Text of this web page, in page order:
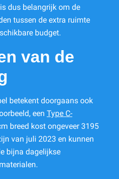
dus belangrijk om de
tussen de extra ruimte
budget.
van de
betekent doorgaans ook
een Type C-
breed kost ongeveer 3195
van juli 2023 en kunnen
bijna dagelijkse